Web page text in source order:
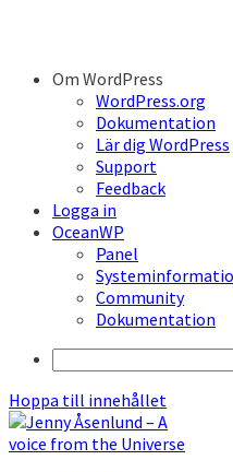
Om WordPress
WordPress.org
Dokumentation
Lär dig WordPress
Support
Feedback
Logga in
OceanWP
Panel
Community
Dokumentation
Hoppa till innehållet